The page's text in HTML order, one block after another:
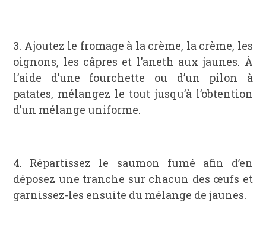
3. Ajoutez le fromage à la crème, la crème, les
oignons, les câpres et l’aneth aux jaunes. À
l’aide d’une fourchette ou d’un pilon à
patates, mélangez le tout jusqu’à l’obtention
d’un mélange uniforme.
4. Répartissez le saumon fumé afin d’en
déposez une tranche sur chacun des œufs et
garnissez-les ensuite du mélange de jaunes.